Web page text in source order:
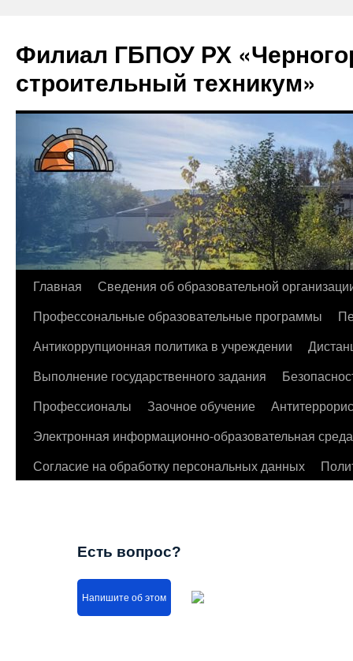
Филиал ГБПОУ РХ
строительный техникум»
Перейти
содержимому
Главная
Сведения об образовательной
Профессональные образовательные программы
Антикоррупционная политика в учреждении
Выполнение государственного задания
Профессионалы
Заочное обучение
Электронная информационно-образовательная среда
Согласие на обработку персональных данных
Есть вопрос?
Напишите об этом